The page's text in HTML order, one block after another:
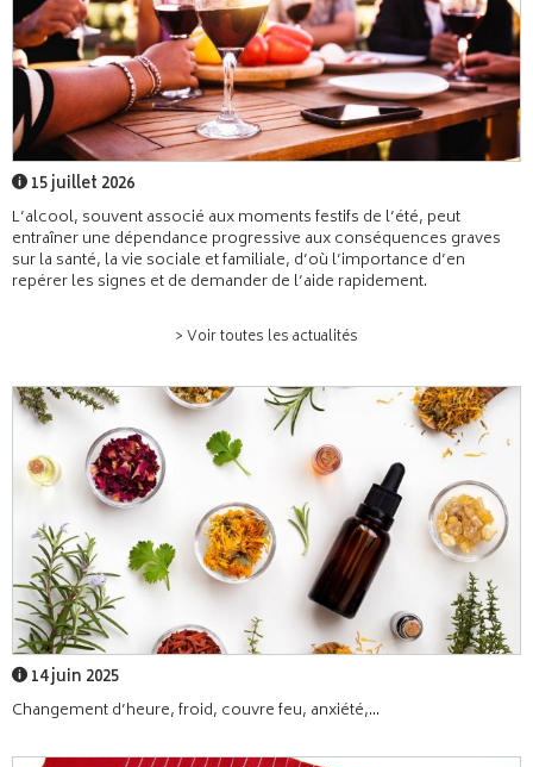
15 juillet 2026
L’alcool, souvent associé aux moments festifs de l’été, peut
entraîner une dépendance progressive aux conséquences graves
sur la santé, la vie sociale et familiale, d’où l’importance d’en
repérer les signes et de demander de l’aide rapidement.
> Voir toutes les actualités
14 juin 2025
Changement d’heure, froid, couvre feu, anxiété,...